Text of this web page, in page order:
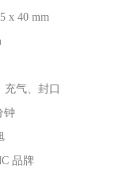
x 40 mm
充气、封口
钟
品牌